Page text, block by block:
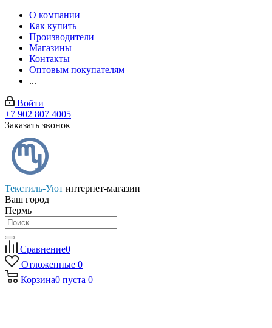
О компании
Как купить
Производители
Магазины
Контакты
Оптовым покупателям
...
Войти
+7 902 807 4005
Заказать звонок
Текстиль-Уют интернет-магазин
Ваш город
Пермь
Сравнение0
Отложенные 0
Корзина0 пуста 0